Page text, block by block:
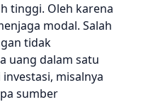
tinggi. Oleh karena
modal. Salah
tidak
uang dalam satu
misalnya
sumber